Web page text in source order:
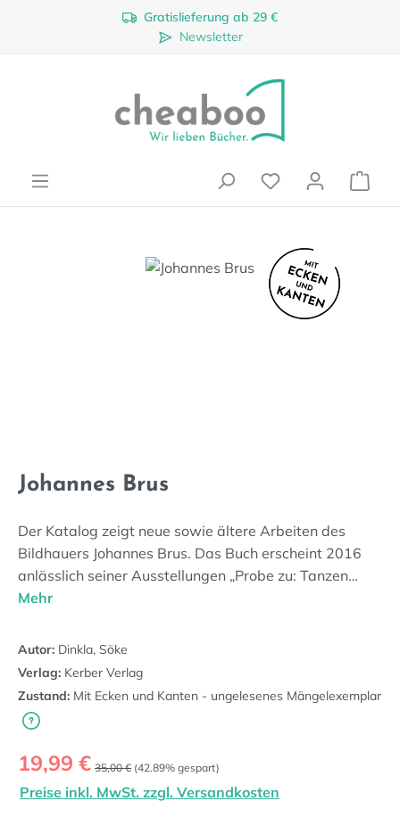
Zum Hauptinhalt springenGratislieferung ab 29 €
Newsletter
Bildergalerie überspringen
Johannes Brus
Der Katalog zeigt neue sowie ältere Arbeiten des
Bildhauers Johannes Brus. Das Buch erscheint 2016
anlässlich seiner Ausstellungen „Probe zu: Tanzen…
Mehr
Autor: Dinkla, Söke
Verlag: Kerber Verlag
Zustand: Mit Ecken und Kanten - ungelesenes Mängelexemplar
Verkaufspreis:
19,99 € Regulärer Preis:
35,00 € (42.89% gespart)
Preise inkl. MwSt. zzgl. Versandkosten